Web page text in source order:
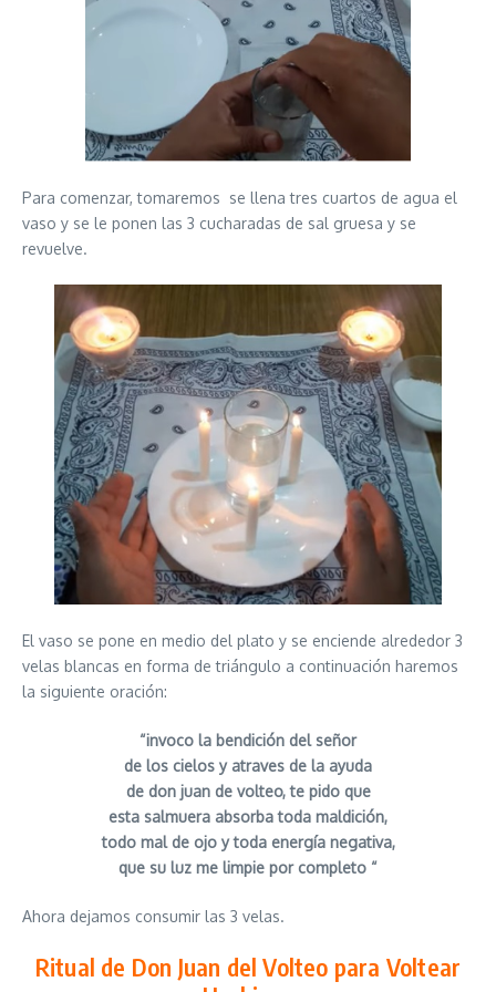
Para comenzar, tomaremos se llena tres cuartos de agua el
vaso y se le ponen las 3 cucharadas de sal gruesa y se
revuelve.
El vaso se pone en medio del plato y se enciende alrededor 3
velas blancas en forma de triángulo a continuación haremos
la siguiente oración:
“invoco la bendición del señor
de los cielos y atraves de la ayuda
de don juan de volteo, te pido que
esta salmuera absorba toda maldición,
todo mal de ojo y toda energía negativa,
que su luz me limpie por completo “
Ahora dejamos consumir las 3 velas.
Ritual de Don Juan del Volteo para Voltear